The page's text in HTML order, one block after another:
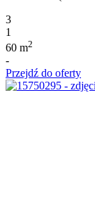
3
1
60 m2
-
Przejdź do oferty